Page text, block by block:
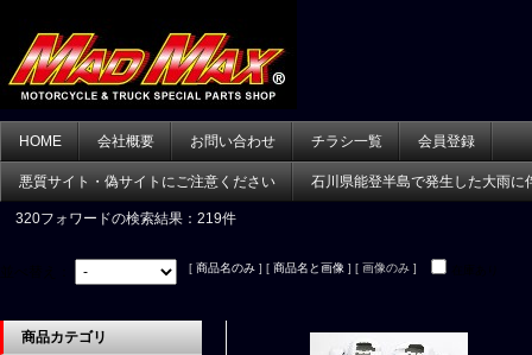
HOME 会社概要 お問い合わせ チラシ一覧 会員登録
悪質サイト・偽サイトにご注意ください 石川県能登半島で発生した大雨に
320フォワードの検索結果：219件
[ 商品名のみ ] [ 商品名と画像 ] [ 画像のみ ]
商品カテゴリ